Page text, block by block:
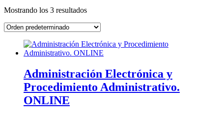
Mostrando los 3 resultados
Administración Electrónica y
Procedimiento Administrativo.
ONLINE